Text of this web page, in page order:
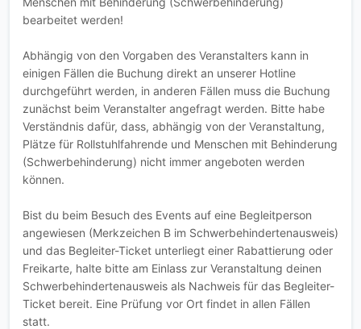
bearbeitet werden!
Abhängig von den Vorgaben des Veranstalters kann in
einigen Fällen die Buchung direkt an unserer Hotline
durchgeführt werden, in anderen Fällen muss die Buchung
zunächst beim Veranstalter angefragt werden. Bitte habe
Verständnis dafür, dass, abhängig von der Veranstaltung,
Plätze für Rollstuhlfahrende und Menschen mit Behinderung
(Schwerbehinderung) nicht immer angeboten werden
können.
Bist du beim Besuch des Events auf eine Begleitperson
angewiesen (Merkzeichen B im Schwerbehindertenausweis)
und das Begleiter-Ticket unterliegt einer Rabattierung oder
Freikarte, halte bitte am Einlass zur Veranstaltung deinen
Schwerbehindertenausweis als Nachweis für das Begleiter-
Ticket bereit. Eine Prüfung vor Ort findet in allen Fällen
statt.